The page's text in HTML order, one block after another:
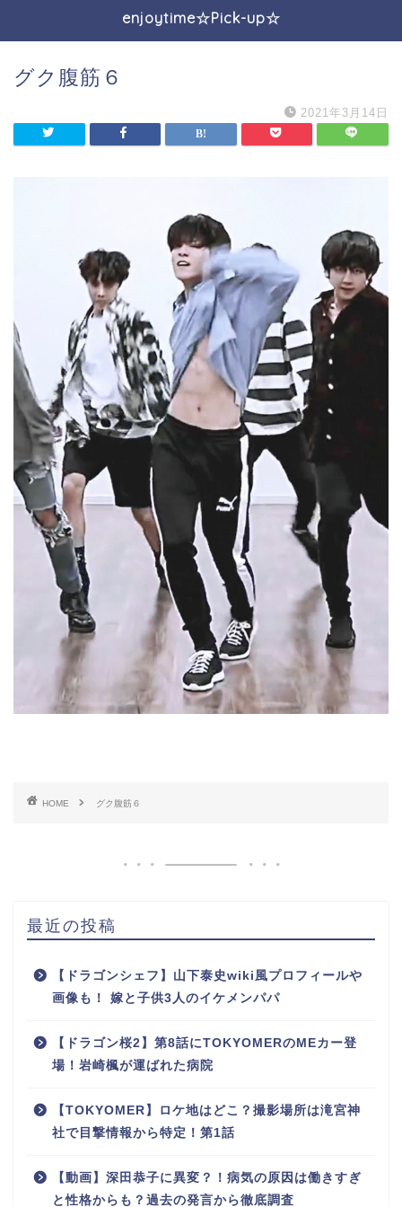
enjoytime☆Pick-up☆
グク腹筋６
2021年3月14日
HOME グク腹筋６
最近の投稿
【ドラゴンシェフ】山下泰史wiki風プロフィールや
画像も！ 嫁と子供3人のイケメンパパ
【ドラゴン桜2】第8話にTOKYOMERのMEカー登
場！岩崎楓が運ばれた病院
【TOKYOMER】ロケ地はどこ？撮影場所は滝宮神
社で目撃情報から特定！第1話
【動画】深田恭子に異変？！病気の原因は働きすぎ
と性格からも？過去の発言から徹底調査